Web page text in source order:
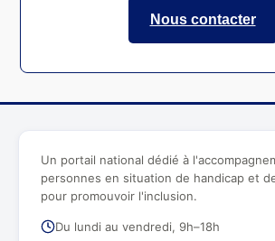
Nous contacter
Un portail national dédié à
personnes en situation de handicap et
pour promouvoir l'inclusion.
Du lundi au vendredi, 9h–18h